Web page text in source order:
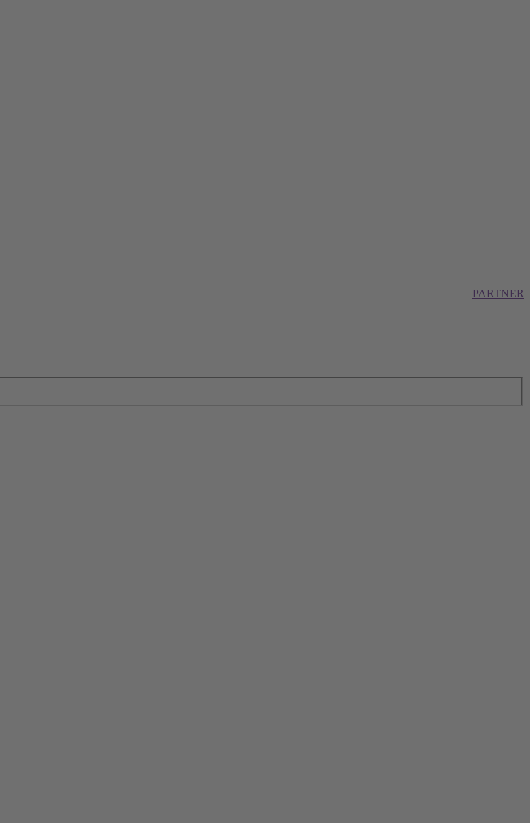
PARTNER